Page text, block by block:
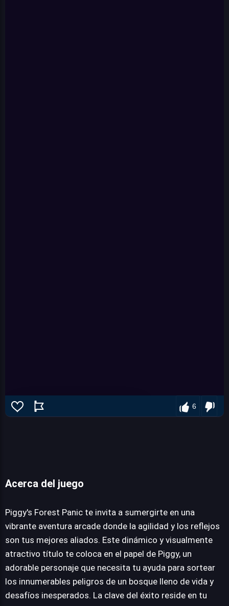
JUEGALO AHORA
6
Acerca del juego
Piggy's Forest Panic te invita a sumergirte en una
vibrante aventura arcade donde la agilidad y los reflejos
son tus mejores aliados. Este dinámico y visualmente
atractivo título te coloca en el papel de Piggy, un
adorable personaje que necesita tu ayuda para sortear
los innumerables peligros de un bosque lleno de vida y
desafíos inesperados. La clave del éxito reside en tu